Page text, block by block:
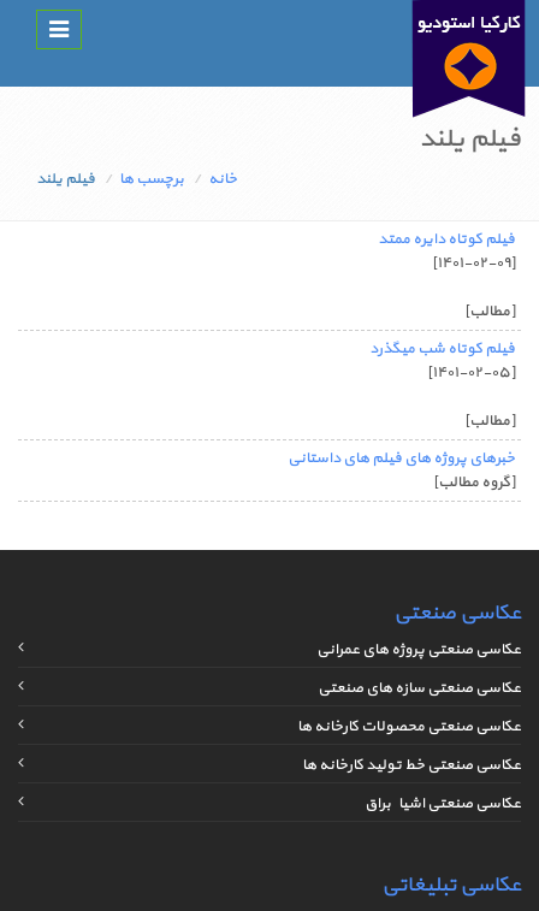
Toggle
navigation
فیلم یلند
خانه برچسب ها فیلم یلند
فیلم کوتاه دایره ممتد
[۱۴۰۱-۰۲-۰۹]
[مطالب]
فیلم کوتاه شب میگذرد
[۱۴۰۱-۰۲-۰۵]
[مطالب]
خبرهای پروژه های فیلم های داستانی
[گروه مطالب]
عکاسی صنعتی
عکاسی صنعتی پروژه های عمرانی
عکاسی صنعتی سازه های صنعتی
عکاسی صنعتی محصولات کارخانه ها
عکاسی صنعتی خط تولید کارخانه ها
عکاسی صنعتی اشیاء براق
عکاسی تبلیغاتی